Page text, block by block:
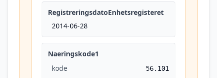
RegistreringsdatoEnhetsregisteret
2014-06-28
Naeringskode1
kode
56.101